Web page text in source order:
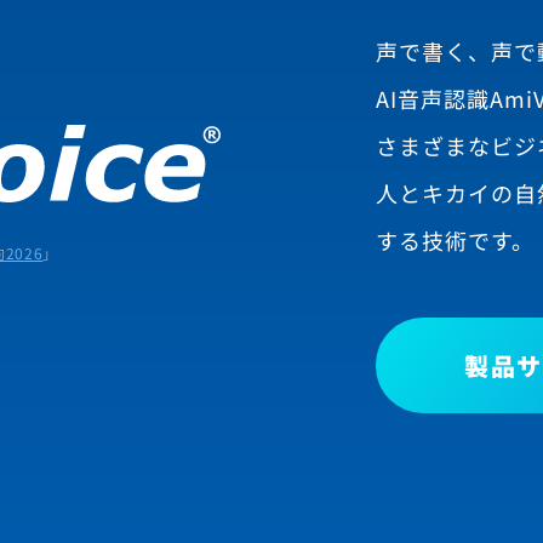
2026 」
声で書く、声
AI音声認識
さまざまなビ
人とキカイの
する技術です。
製品